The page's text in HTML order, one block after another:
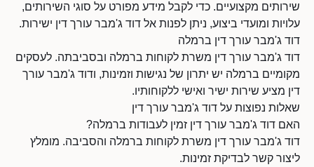
שירותים מקצועיים. כדי לקבל מידע מפורט על סוגי השירותים,
עלויות ומועדי ביצוע, ניתן לפנות אל דוד ג'מבר עורך דין ישירות.
דוד ג'מבר עורך דין ברמלה
דוד ג'מבר עורך דין משרת לקוחות ברמלה ובסביבתה. לעסקים
מקומיים ברמלה יש יתרון של נגישות וזמינות, ודוד ג'מבר עורך
דין מציע שירות ישיר ואישי ללקוחותיו.
שאלות נפוצות על דוד ג'מבר עורך דין
האם דוד ג'מבר עורך דין זמין לעבודות ברמלה?
דוד ג'מבר עורך דין משרת לקוחות ברמלה והסביבה. מומלץ
ליצור קשר לבדיקת זמינות.